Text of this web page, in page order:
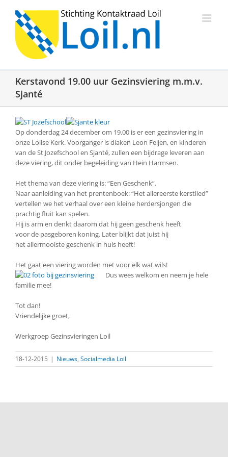
inhoud
Kerstavond 19.00 uur Gezinsviering m.m.v.
Sjanté
Op donderdag 24 december om 19.00 is er een gezinsviering in
onze Loilse Kerk. Voorganger is diaken Leon Feijen, en kinderen
van de St Jozefschool en Sjanté, zullen een bijdrage leveren aan
deze viering, dit onder begeleiding van Hein Harmsen.
Het thema van deze viering is: “Een Geschenk”.
Naar aanleiding van het prentenboek: “Het allereerste kerstlied”
vertellen we het verhaal over een kleine herdersjongen die
prachtig fluit kan spelen.
Hij is arm en denkt daarom dat hij geen geschenk heeft
voor de pasgeboren koning. Later blijkt dat juist hij
het allermooiste geschenk in huis heeft!
Het gaat een viering worden met voor elk wat wils!
Dus wees welkom en neem je hele
familie mee!
Tot dan!
Vriendelijke groet,
Werkgroep Gezinsvieringen Loil
18-12-2015 | Nieuws, Socialmedia Loil